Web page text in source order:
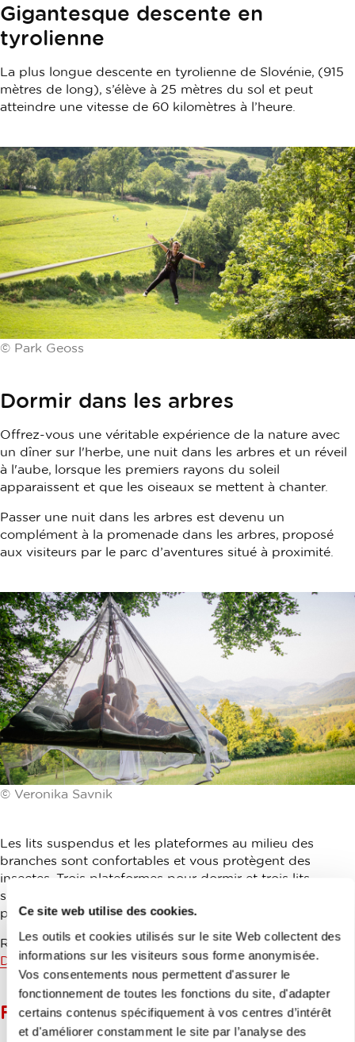
Ce site web utilise des cookies.
Les outils et cookies utilisés sur le site Web collectent des
informations sur les visiteurs sous forme anonymisée.
Vos consentements nous permettent d'assurer le
fonctionnement de toutes les fonctions du site, d'adapter
certains contenus spécifiquement à vos centres d’intérêt
et d'améliorer constamment le site par l’analyse des
Gigantesque descente en
tyrolienne
La plus longue descente en tyrolienne de Slovénie, (915
mètres de long), s’élève à 25 mètres du sol et peut
atteindre une vitesse de 60 kilomètres à l’heure.
© Park Geoss
Dormir dans les arbres
Offrez-vous une véritable expérience de la nature avec
un dîner sur l'herbe, une nuit dans les arbres et un réveil
à l'aube, lorsque les premiers rayons du soleil
apparaissent et que les oiseaux se mettent à chanter.
Passer une nuit dans les arbres est devenu un
complément à la promenade dans les arbres, proposé
aux visiteurs par le parc d’aventures situé à proximité.
© Veronika Savnik
Les lits suspendus et les plateformes au milieu des
branches sont confortables et vous protègent des
insectes. Trois plateformes pour dormir et trois lits
suspendus sont à votre disposition. 16 personnes
peuvent y passer la nuit en même temps.
Réservez une nuit dans les arbres sur le site internet
Dormir dans les arbres.
FRAIS D'ENTRÉE